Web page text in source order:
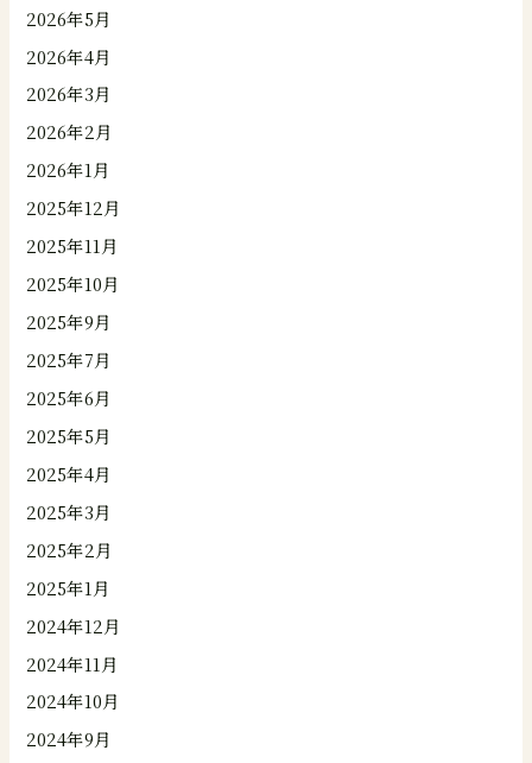
2026年5月
2026年4月
2026年3月
2026年2月
2026年1月
2025年12月
2025年11月
2025年10月
2025年9月
2025年7月
2025年6月
2025年5月
2025年4月
2025年3月
2025年2月
2025年1月
2024年12月
2024年11月
2024年10月
2024年9月